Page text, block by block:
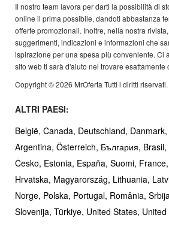
Il nostro team lavora per darti la possibilità di
online il prima possibile, dandoti abbastanza
offerte promozionali. Inoltre, nella nostra
suggerimenti, indicazioni e informazioni che
ispirazione per una spesa più conveniente. Ci
sito web ti sarà d'aiuto nel trovare esattamente
Copyright © 2026 MrOferta Tutti i diritti riservati.
ALTRI PAESI:
België, Canada, Deutschland, Danmark,
Argentina, Österreich, България, Brasil,
Česko, Estonia, España, Suomi, France,
Hrvatska, Magyarország, Lithuania,
Norge, Polska, Portugal, România,
Slovenija, Türkiye, United States,